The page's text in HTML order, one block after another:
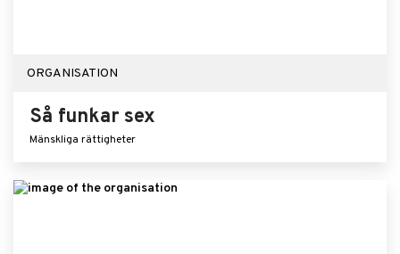
ORGANISATION
Så funkar sex
Mänskliga rättigheter